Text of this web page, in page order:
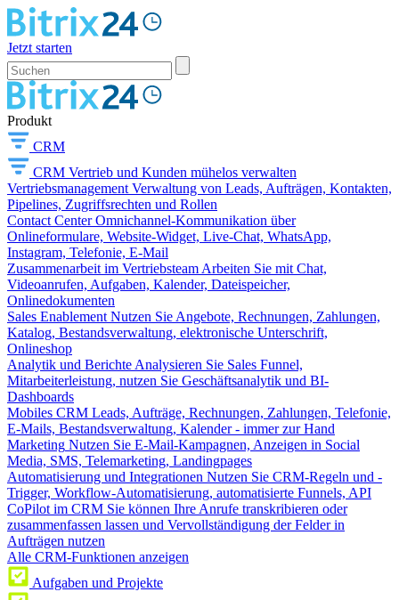
Jetzt starten
Produkt
CRM
CRM Vertrieb und Kunden mühelos verwalten
Vertriebsmanagement Verwaltung von Leads, Aufträgen, Kontakten,
Pipelines, Zugriffsrechten und Rollen
Contact Center Omnichannel-Kommunikation über
Onlineformulare, Website-Widget, Live-Chat, WhatsApp,
Instagram, Telefonie, E-Mail
Zusammenarbeit im Vertriebsteam Arbeiten Sie mit Chat,
Videoanrufen, Aufgaben, Kalender, Dateispeicher,
Onlinedokumenten
Sales Enablement Nutzen Sie Angebote, Rechnungen, Zahlungen,
Katalog, Bestandsverwaltung, elektronische Unterschrift,
Onlineshop
Analytik und Berichte Analysieren Sie Sales Funnel,
Mitarbeiterleistung, nutzen Sie Geschäftsanalytik und BI-
Dashboards
Mobiles CRM Leads, Aufträge, Rechnungen, Zahlungen, Telefonie,
E-Mails, Bestandsverwaltung, Kalender - immer zur Hand
Marketing Nutzen Sie E-Mail-Kampagnen, Anzeigen in Social
Media, SMS, Telemarketing, Landingpages
Automatisierung und Integrationen Nutzen Sie CRM-Regeln und -
Trigger, Workflow-Automatisierung, automatisierte Funnels, API
CoPilot im CRM Sie können Ihre Anrufe transkribieren oder
zusammenfassen lassen und Vervollständigung der Felder in
Aufträgen nutzen
Alle CRM-Funktionen anzeigen
Aufgaben und Projekte